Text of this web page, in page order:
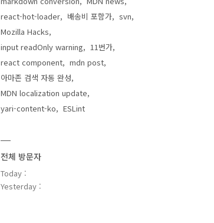
react-hot-loader
배송비 포함가
svn
Mozilla Hacks
input readOnly warning
11번가
react component
mdn post
아마존 검색 자동 완성
MDN localization update
yari-content-ko
ESLint
전체 방문자
Today :
Yesterday :